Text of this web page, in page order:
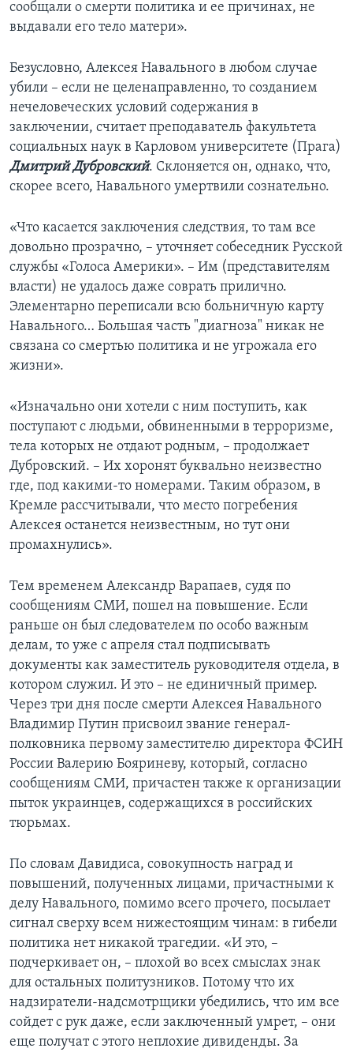
сообщали о смерти политика и ее причинах, не
выдавали его тело матери».
Безусловно, Алексея Навального в любом случае
убили – если не целенаправленно, то созданием
нечеловеческих условий содержания в
заключении, считает преподаватель факультета
социальных наук в Карловом университете (Прага)
Дмитрий Дубровский. Склоняется он, однако, что,
скорее всего, Навального умертвили сознательно.
«Что касается заключения следствия, то там все
довольно прозрачно, – уточняет собеседник Русской
службы «Голоса Америки». – Им (представителям
власти) не удалось даже соврать прилично.
Элементарно переписали всю больничную карту
Навального… Большая часть "диагноза" никак не
связана со смертью политика и не угрожала его
жизни».
«Изначально они хотели с ним поступить, как
поступают с людьми, обвиненными в терроризме,
тела которых не отдают родным, – продолжает
Дубровский. – Их хоронят буквально неизвестно
где, под какими-то номерами. Таким образом, в
Кремле рассчитывали, что место погребения
Алексея останется неизвестным, но тут они
промахнулись».
Тем временем Александр Варапаев, судя по
сообщениям СМИ, пошел на повышение. Если
раньше он был следователем по особо важным
делам, то уже с апреля стал подписывать
документы как заместитель руководителя отдела, в
котором служил. И это – не единичный пример.
Через три дня после смерти Алексея Навального
Владимир Путин присвоил звание генерал-
полковника первому заместителю директора ФСИН
России Валерию Бояриневу, который, согласно
сообщениям СМИ, причастен также к организации
пыток украинцев, содержащихся в российских
тюрьмах.
По словам Давидиса, совокупность наград и
повышений, полученных лицами, причастными к
делу Навального, помимо всего прочего, посылает
сигнал сверху всем нижестоящим чинам: в гибели
политика нет никакой трагедии. «И это, –
подчеркивает он, – плохой во всех смыслах знак
для остальных политузников. Потому что их
надзиратели-надсмотрщики убедились, что им все
сойдет с рук даже, если заключенный умрет, – они
еще получат с этого неплохие дивиденды. За